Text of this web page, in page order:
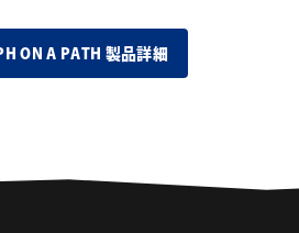
ON A PATH 製品詳細